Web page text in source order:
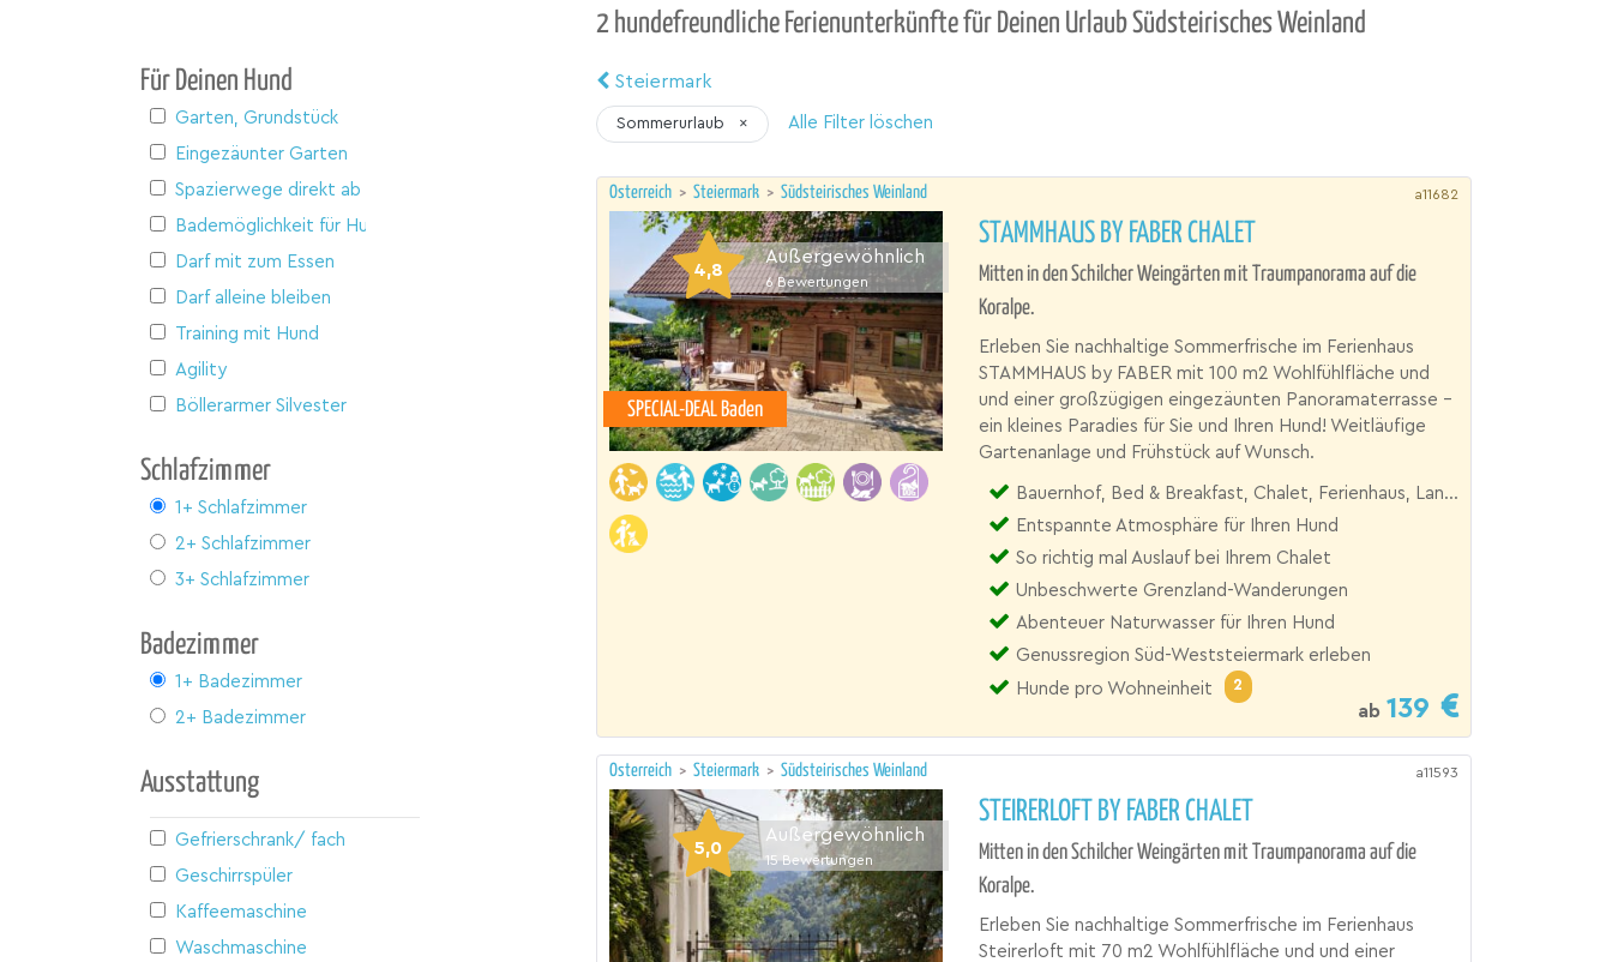
Für Deinen Hund
Garten, Grundstück
Eingezäunter Garten
Spazierwege direkt ab Haus
Bademöglichkeit für Hunde
Darf mit zum Essen
Darf alleine bleiben
Training mit Hund
Agility
Böllerarmer Silvester
Schlafzimmer
1+ Schlafzimmer
2+ Schlafzimmer
3+ Schlafzimmer
Badezimmer
1+ Badezimmer
2+ Badezimmer
Ausstattung
Gefrierschrank/ fach
Geschirrspüler
Kaffeemaschine
Waschmaschine
2 hundefreundliche Ferienunterkünfte für Deinen Urlaub Südsteirisches Weinland
Steiermark
Sommerurlaub × Alle Filter löschen
Österreich > Steiermark > Südsteirisches Weinland a11682
4,8
Außergewöhnlich
6 Bewertungen
SPECIAL-DEAL Baden
STAMMHAUS BY FABER CHALET
Mitten in den Schilcher Weingärten mit Traumpanorama auf die
Koralpe.
Erleben Sie nachhaltige Sommerfrische im Ferienhaus
STAMMHAUS by FABER mit 100 m2 Wohlfühlfläche und
und einer großzügigen eingezäunten Panoramaterrasse –
ein kleines Paradies für Sie und Ihren Hund! Weitläufige
Gartenanlage und Frühstück auf Wunsch.
Bauernhof, Bed & Breakfast, Chalet, Ferienhaus, Landgut
Entspannte Atmosphäre für Ihren Hund
So richtig mal Auslauf bei Ihrem Chalet
Unbeschwerte Grenzland-Wanderungen
Abenteuer Naturwasser für Ihren Hund
Genussregion Süd-Weststeiermark erleben
Hunde pro Wohneinheit
2
ab 139
Österreich > Steiermark > Südsteirisches Weinland a11593
5,0
Außergewöhnlich
15 Bewertungen
STEIRERLOFT BY FABER CHALET
Mitten in den Schilcher Weingärten mit Traumpanorama auf die
Koralpe.
Erleben Sie nachhaltige Sommerfrische im Ferienhaus
Steirerloft mit 70 m2 Wohlfühlfläche und und einer